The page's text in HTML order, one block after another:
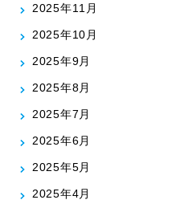
2025年11月
2025年10月
2025年9月
2025年8月
2025年7月
2025年6月
2025年5月
2025年4月